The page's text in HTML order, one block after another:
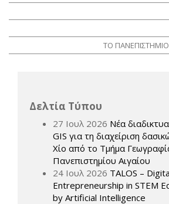
ΤΟ
Δελτία Τύπου
27 Ιουλ 2026 Νέα
GIS για τη διαχείριση
Χίο από το Τμήμα
Πανεπιστημίου Αιγαίου
24 Ιουλ 2026 TALOS –
Entrepreneurship in STEM
by Artificial Intelligence